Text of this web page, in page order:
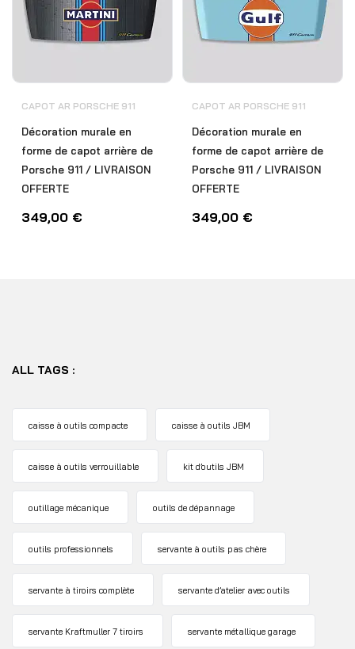
CAPOT AR PORSCHE 911
Décoration murale en
forme de capot arrière de
Porsche 911 / LIVRAISON
OFFERTE
349,00 €
CAPOT AR PORSCHE 911
Décoration murale en
forme de capot arrière de
Porsche 911 / LIVRAISON
OFFERTE
349,00 €
ALL TAGS :
caisse à outils compacte caisse à outils JBM
caisse à outils verrouillable kit d’outils JBM
outillage mécanique outils de dépannage
outils professionnels servante à outils pas chère
servante à tiroirs complète servante d’atelier avec outils
servante Kraftmuller 7 tiroirs servante métallique garage